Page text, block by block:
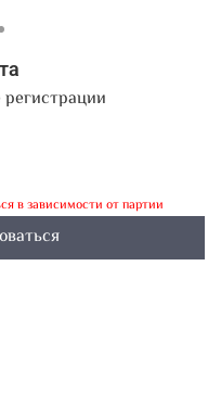
в зависимости от партии